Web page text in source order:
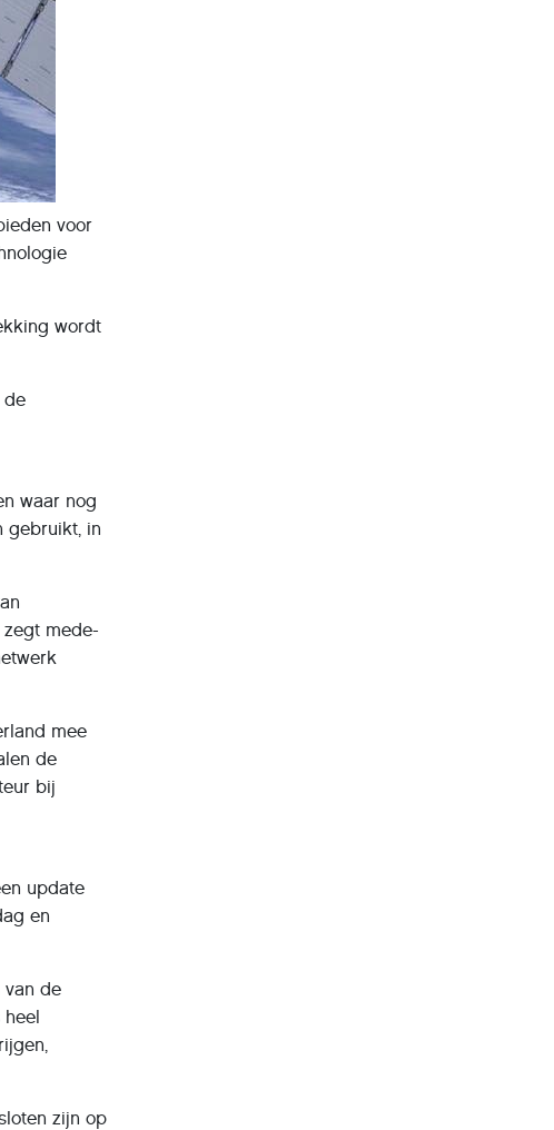
voor
wordt
de
waar nog
gebruikt, in
zegt mede-
mee
de
bij
update
en
van de
heel
zijn op